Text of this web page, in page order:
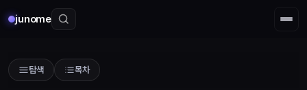
junome
탐색 목차